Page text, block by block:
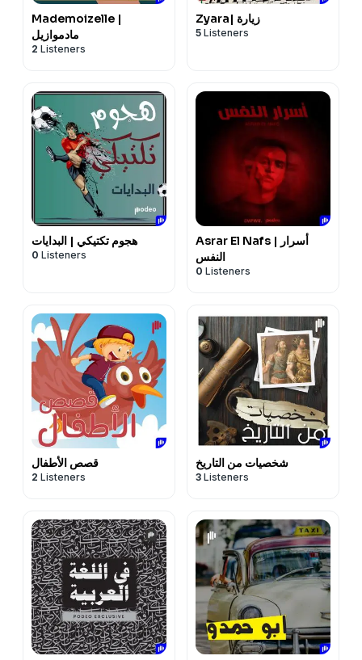
Mademoizelle |
مادموازيل
2 Listeners
Zyara| زيارة
5 Listeners
هجوم تكتيكي | البدايات
0 Listeners
Asrar El Nafs | أسرار
النفس
0 Listeners
قصص الأطفال
2 Listeners
شخصيات من التاريخ
3 Listeners